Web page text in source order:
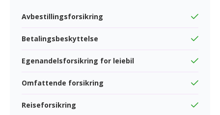
Avbestillingsforsikring
Betalingsbeskyttelse
Egenandelsforsikring for leiebil
Omfattende forsikring
Reiseforsikring